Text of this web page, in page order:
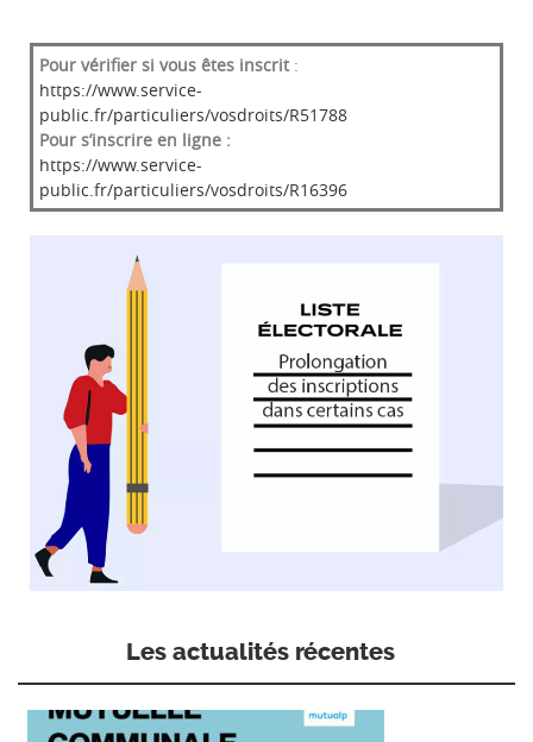
Pour vérifier si vous êtes inscrit :
https://www.service-
public.fr/particuliers/vosdroits/R51788
Pour s’inscrire en ligne :
https://www.service-
public.fr/particuliers/vosdroits/R16396
Les actualités récentes